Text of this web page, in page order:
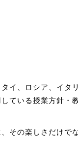
イ、ロシア、イタリ
ている授業方針・
その楽しさだけで